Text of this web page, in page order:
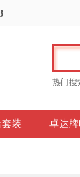
热门搜
装 卓达